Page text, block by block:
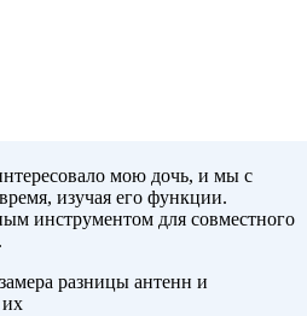
мою дочь, и мы с
изучая его функции.
инструментом для совместного
разницы антенн и
их